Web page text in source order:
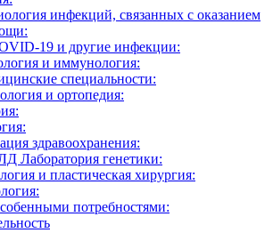
инфекций, связанных с оказанием
19 и другие инфекции:
и иммунология:
специальности:
и ортопедия:
здравоохранения:
Лаборатория генетики:
и пластическая хирургия:
потребностями: